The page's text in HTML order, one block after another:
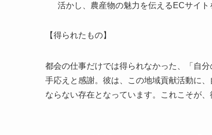
活かし、農産物の魅力を伝えるECサイ
【得られたもの】
都会の仕事だけでは得られなかった、「自
手応えと感謝。彼は、この地域貢献活動に
ならない存在となっています。これこそが